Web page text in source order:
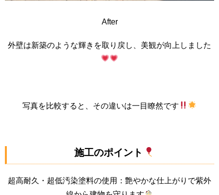
After
外壁は新築のような輝きを取り戻し、美観が向上しました
写真を比較すると、その違いは一目瞭然です
施工のポイント
超高耐久・超低汚染塗料の使用：艶やかな仕上がりで紫外